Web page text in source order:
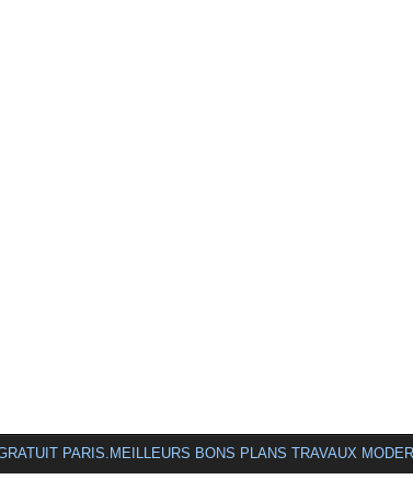
PARIS.MEILLEURS BONS PLANS TRAVAUX